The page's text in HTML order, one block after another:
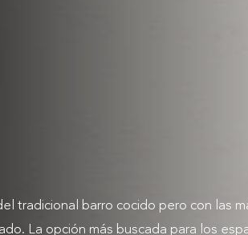
tradicional barro cocido pero con las
La opción más buscada para los